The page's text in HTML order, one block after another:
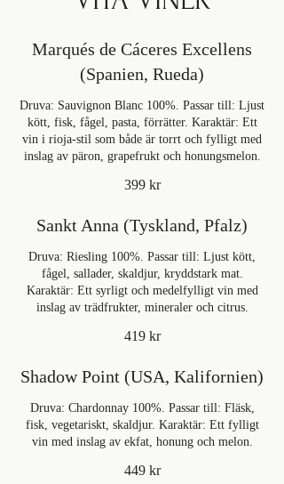
Marqués de Cáceres Excellens
(Spanien, Rueda)
Druva: Sauvignon Blanc 100%. Passar till: Ljust
kött, fisk, fågel, pasta, förrätter. Karaktär: Ett
vin i rioja-stil som både är torrt och fylligt med
inslag av päron, grapefrukt och honungsmelon.
399 kr
Sankt Anna (Tyskland, Pfalz)
Druva: Riesling 100%. Passar till: Ljust kött,
fågel, sallader, skaldjur, kryddstark mat.
Karaktär: Ett syrligt och medelfylligt vin med
inslag av trädfrukter, mineraler och citrus.
419 kr
Shadow Point (USA, Kalifornien)
Druva: Chardonnay 100%. Passar till: Fläsk,
fisk, vegetariskt, skaldjur. Karaktär: Ett fylligt
vin med inslag av ekfat, honung och melon.
449 kr